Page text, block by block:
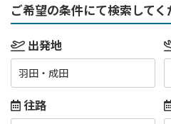
ご希望の条件にて検索してく
出発地
羽田・成田
往路